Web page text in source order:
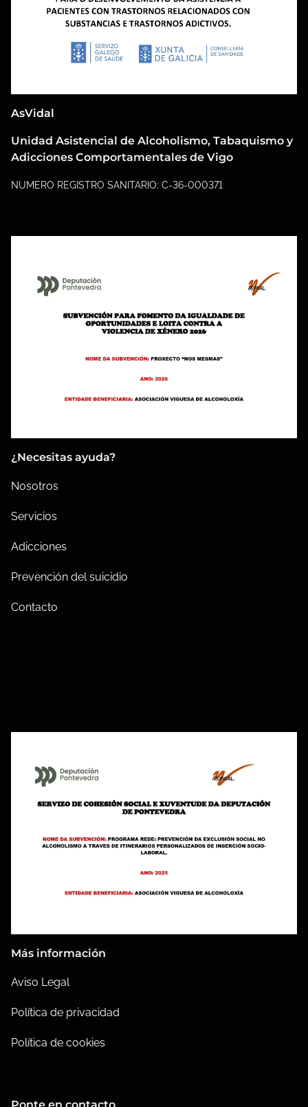
AsVidal
Unidad Asistencial de Alcoholismo, Tabaquismo y
Adicciones Comportamentales de Vigo
NUMERO REGISTRO SANITARIO: C-36-000371
¿Necesitas ayuda?
Nosotros
Servicios
Adicciones
Prevención del suicidio
Contacto
Más información
Aviso Legal
Política de privacidad
Política de cookies